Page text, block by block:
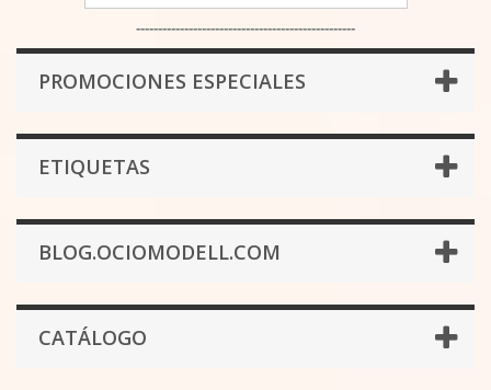
--------------------------------------------------
PROMOCIONES ESPECIALES
ETIQUETAS
BLOG.OCIOMODELL.COM
CATÁLOGO